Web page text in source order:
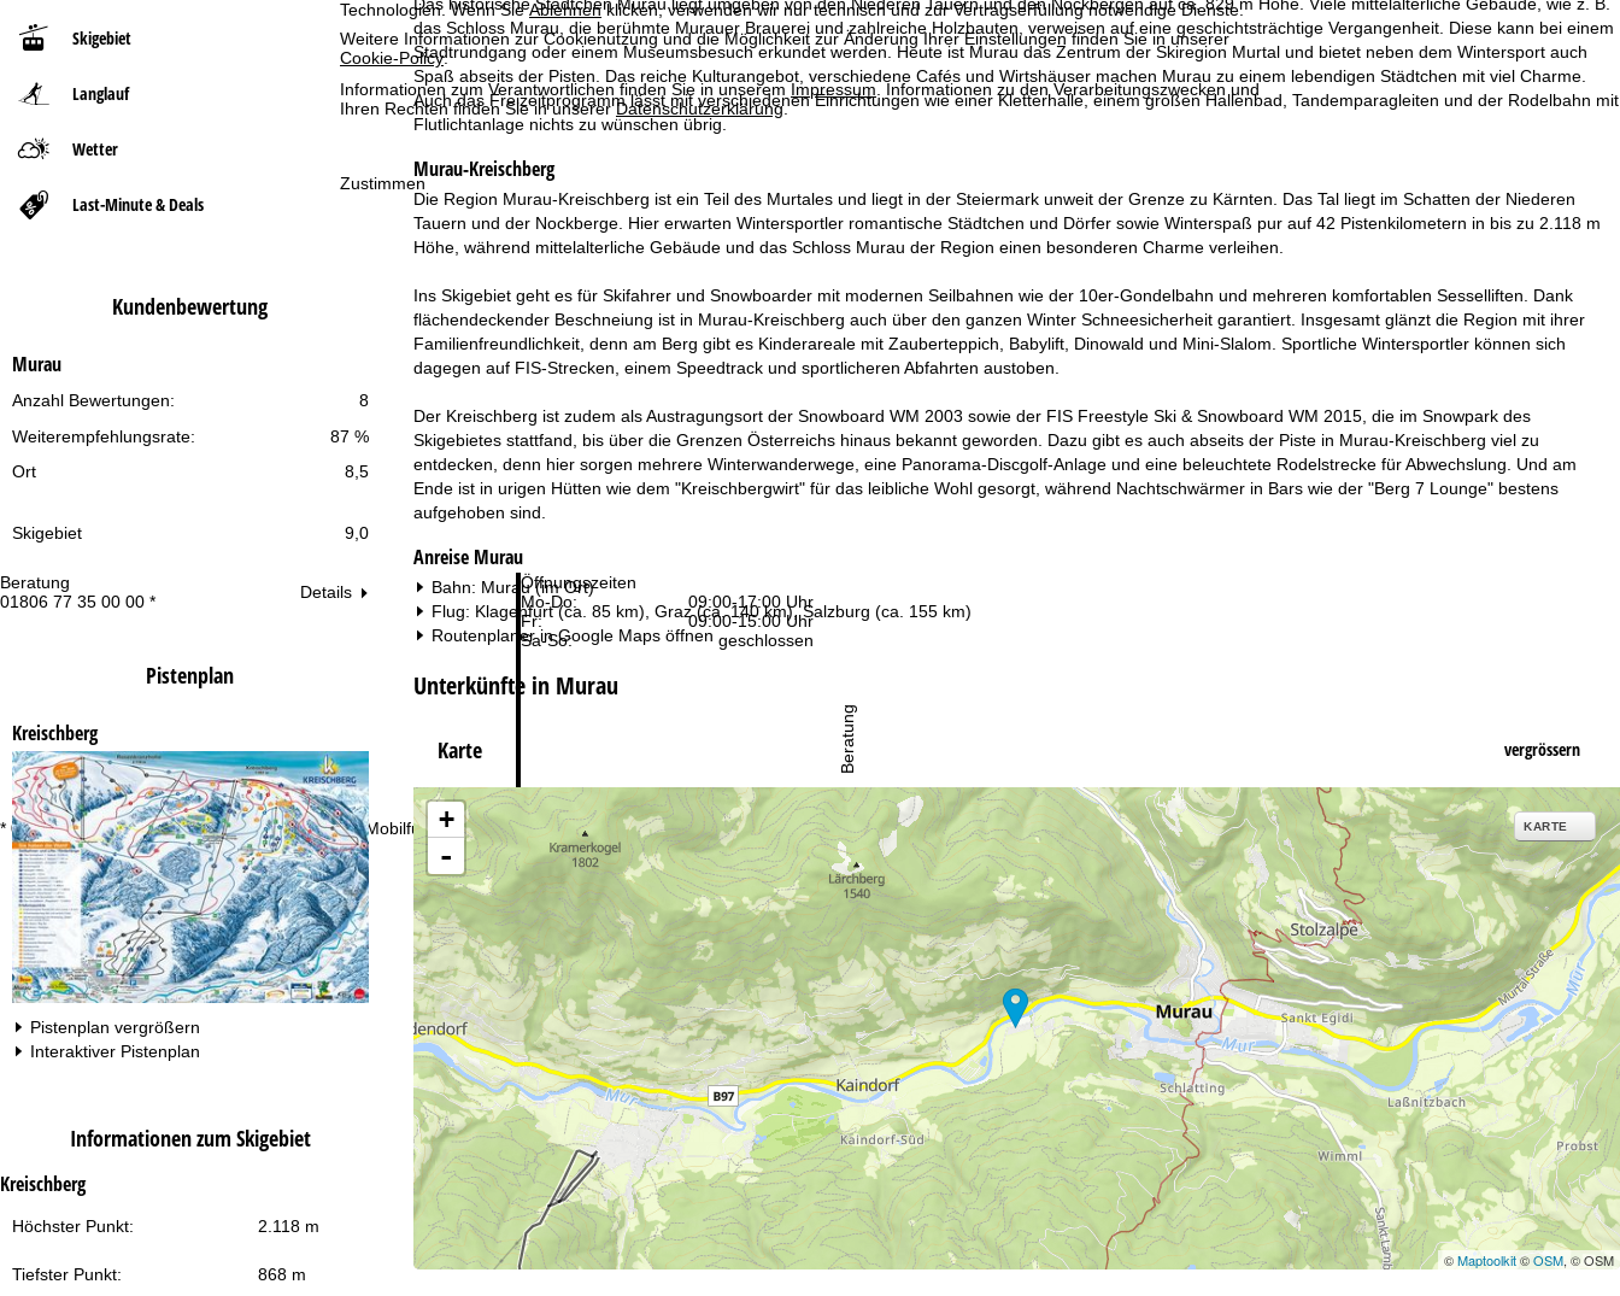
Technologien. Wenn SieAblehnenklicken, verwenden wir nur technisch und zur Vertragserfüllung notwendige Dienste.
Weitere Informationen zur Cookienutzung und die Möglichkeit zur Änderung Ihrer Einstellungen finden Sie in unserer
Cookie-Policy.
Informationen zum Verantwortlichen finden Sie in unserem Impressum. Informationen zu den Verarbeitungszwecken und
Ihren Rechten finden Sie in unsererDatenschutzerklärung.
Zustimmen
Beratung
01806 77 35 00 00 *
* 0,20 € inkl. MwSt./Anruf aus den dt. Fest- und Mobilfunknetzen
Öffnungszeiten
Mo-Do:
09:00-17:00 Uhr
Fr:
09:00-15:00 Uhr
Sa-So:
geschlossen
Zur Kontaktseite
Beratung
Skigebiet
Langlauf
Wetter
Last-Minute & Deals
Kundenbewertung
Murau
8
Anzahl Bewertungen:
87 %
Weiterempfehlungsrate:
Ort
8,5
Skigebiet 9,0
Details
Pistenplan
Kreischberg
Pistenplan vergrößern
Interaktiver Pistenplan
Informationen zum Skigebiet
Kreischberg
Höchster Punkt: 2.118 m
Tiefster Punkt: 868 m
t
s
i
t
e
das Schloss Murau, die berühmte Murauer Brauerei und zahlreiche Holzbauten, verweisen auf eine geschichtsträchtige Vergangenheit. Diese kann bei einem
Stadtrundgang oder einem Museumsbesuch erkundet werden. Heute ist Murau das Zentrum der Skiregion Murtal und bietet neben dem Wintersport auch
Spaß abseits der Pisten. Das reiche Kulturangebot, verschiedene Cafés und Wirtshäuser machen Murau zu einem lebendigen Städtchen mit viel Charme.
Auch das Freizeitprogramm lässt mit verschiedenen Einrichtungen wie einer Kletterhalle, einem großen Hallenbad, Tandemparagleiten und der Rodelbahn mit
Flutlichtanlage nichts zu wünschen übrig.
Murau-Kreischberg
Die Region Murau-Kreischberg ist ein Teil des Murtales und liegt in der Steiermark unweit der Grenze zu Kärnten. Das Tal liegt im Schatten der Niederen
Tauern und der Nockberge. Hier erwarten Wintersportler romantische Städtchen und Dörfer sowie Winterspaß pur auf 42 Pistenkilometern in bis zu 2.118 m
Höhe, während mittelalterliche Gebäude und das Schloss Murau der Region einen besonderen Charme verleihen.
Ins Skigebiet geht es für Skifahrer und Snowboarder mit modernen Seilbahnen wie der 10er-Gondelbahn und mehreren komfortablen Sesselliften. Dank
flächendeckender Beschneiung ist in Murau-Kreischberg auch über den ganzen Winter Schneesicherheit garantiert. Insgesamt glänzt die Region mit ihrer
Familienfreundlichkeit, denn am Berg gibt es Kinderareale mit Zauberteppich, Babylift, Dinowald und Mini-Slalom. Sportliche Wintersportler können sich
dagegen auf FIS-Strecken, einem Speedtrack und sportlicheren Abfahrten austoben.
Der Kreischberg ist zudem als Austragungsort der Snowboard WM 2003 sowie der FIS Freestyle Ski & Snowboard WM 2015, die im Snowpark des
Skigebietes stattfand, bis über die Grenzen Österreichs hinaus bekannt geworden. Dazu gibt es auch abseits der Piste in Murau-Kreischberg viel zu
entdecken, denn hier sorgen mehrere Winterwanderwege, eine Panorama-Discgolf-Anlage und eine beleuchtete Rodelstrecke für Abwechslung. Und am
Ende ist in urigen Hütten wie dem "Kreischbergwirt" für das leibliche Wohl gesorgt, während Nachtschwärmer in Bars wie der "Berg 7 Lounge" bestens
aufgehoben sind.
Anreise Murau
Bahn: Murau (im Ort)
Flug: Klagenfurt (ca. 85 km), Graz (ca. 140 km), Salzburg (ca. 155 km)
Routenplaner inGoogle Mapsöffnen
Unterkünfte in Murau
Karte vergrössern
+
-
KARTE
©Maptoolkit©OSM, © OSM